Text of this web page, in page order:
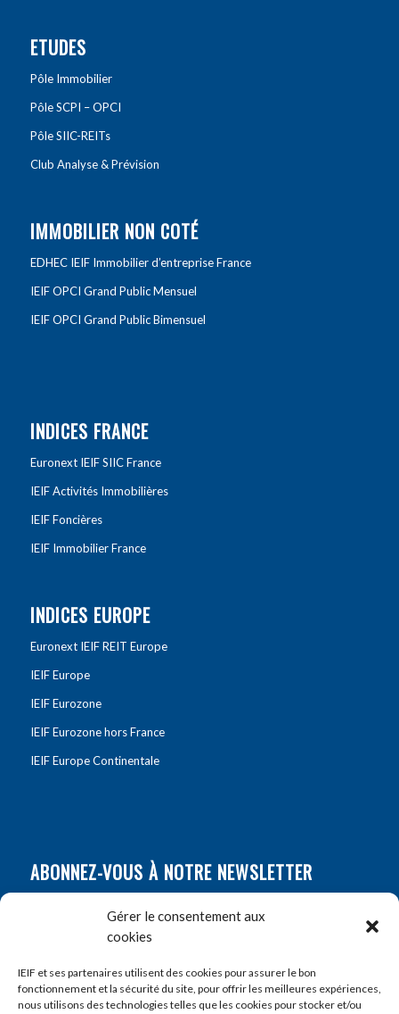
Gérer le consentement aux
cookies
IEIF et ses partenaires utilisent des cookies pour assurer le bon
fonctionnement et la sécurité du site, pour offrir les meilleures expériences,
nous utilisons des technologies telles que les cookies pour stocker et/ou
ETUDES
Pôle Immobilier
Pôle SCPI – OPCI
Pôle SIIC-REITs
Club Analyse & Prévision
IMMOBILIER NON COTÉ
EDHEC IEIF Immobilier d’entreprise France
IEIF OPCI Grand Public Mensuel
IEIF OPCI Grand Public Bimensuel
INDICES FRANCE
Euronext IEIF SIIC France
IEIF Activités Immobilières
IEIF Foncières
IEIF Immobilier France
INDICES EUROPE
Euronext IEIF REIT Europe
IEIF Europe
IEIF Eurozone
IEIF Eurozone hors France
IEIF Europe Continentale
ABONNEZ-VOUS À NOTRE NEWSLETTER
Prénom*